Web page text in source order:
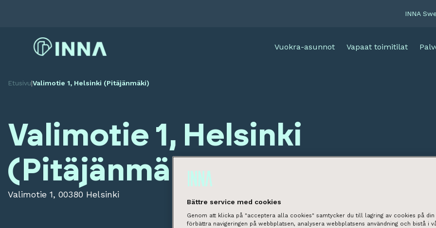
INNA
Vuokra-asunnot Vapaat toimitilat
Etusivu|Valimotie 1, Helsinki (Pitäjänmäki)
Valimotie 1, Helsinki
(Pitäjänmäki)
Valimotie 1, 00380 Helsinki
Bättre service med cookies
Genom att klicka på "acceptera alla cookies" samtycker du till lagring av cookies på
förbättra navigeringen på webbplatsen, analysera webbplatsens användning och bistå i